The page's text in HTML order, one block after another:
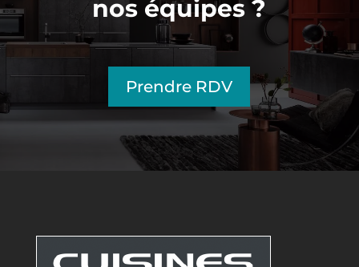
nos équipes ?
Prendre RDV